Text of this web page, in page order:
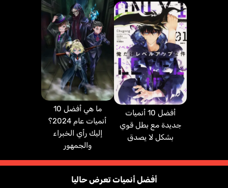
أفضل 10 أنميات
جديدة مع بطل قوي
بشكل لا يصدق
ما هي أفضل 10
أنميات عام 2024؟
إليك رأي الخبراء
والجمهور
أفضل أنميات تعرض حاليا